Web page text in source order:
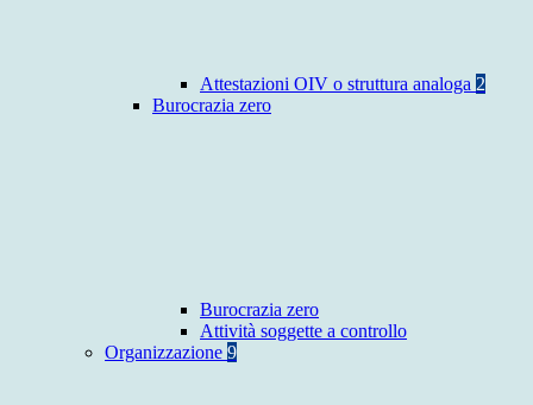
Attestazioni OIV o struttura analoga 2
Burocrazia zero
Burocrazia zero
Attività soggette a controllo
Organizzazione 9